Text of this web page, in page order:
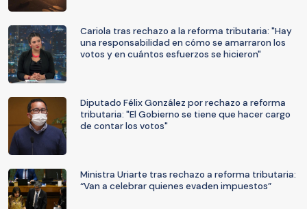
Cariola tras rechazo a la reforma tributaria: "Hay
una responsabilidad en cómo se amarraron los
votos y en cuántos esfuerzos se hicieron"
Diputado Félix González por rechazo a reforma
tributaria: "El Gobierno se tiene que hacer cargo
de contar los votos"
Ministra Uriarte tras rechazo a reforma tributaria:
“Van a celebrar quienes evaden impuestos”